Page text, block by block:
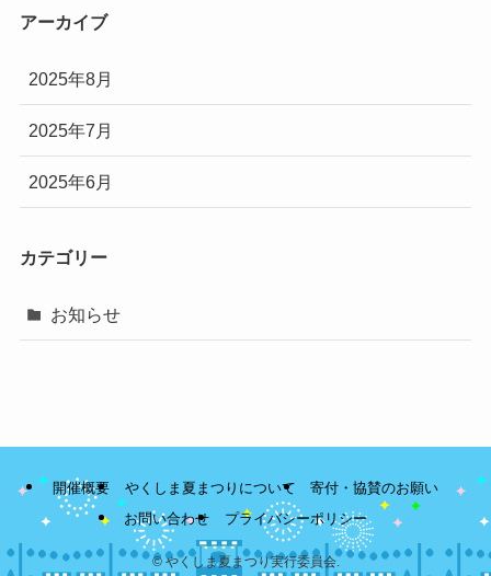
アーカイブ
2025年8月
2025年7月
2025年6月
カテゴリー
お知らせ
開催概要 やくしま夏まつりについて
寄付・協賛のお願い
お問い合わせ
プライバシーポリシー
©やくしま夏まつり実行委員会.